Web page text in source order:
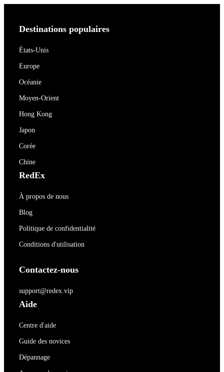
Destinations populaires
États-Unis
Europe
Océanie
Moyen-Orient
Hong Kong
Japon
Corée
Chine
RedEx
À propos de nous
Blog
Politique de confidentialité
Conditions d'utilisation
Contactez-nous
support@redex.vip
Aide
Centre d'aide
Guide des novices
Dépannage